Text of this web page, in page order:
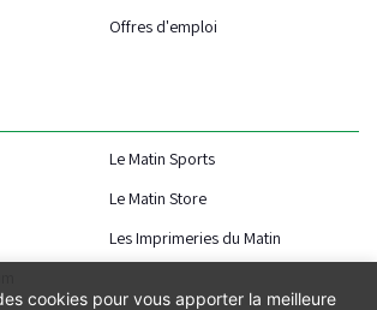
Offres d'emploi
Le Matin Sports
Le Matin Store
Les Imprimeries du Matin
cookies pour vous apporter la meilleure